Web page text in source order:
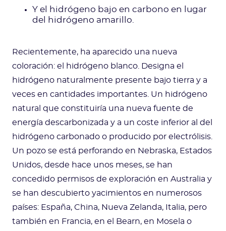
Y el hidrógeno bajo en carbono en lugar
del hidrógeno amarillo.
Recientemente, ha aparecido una nueva
coloración: el hidrógeno blanco. Designa el
hidrógeno naturalmente presente bajo tierra y a
veces en cantidades importantes. Un hidrógeno
natural que constituiría una nueva fuente de
energía descarbonizada y a un coste inferior al del
hidrógeno carbonado o producido por electrólisis.
Un pozo se está perforando en Nebraska, Estados
Unidos, desde hace unos meses, se han
concedido permisos de exploración en Australia y
se han descubierto yacimientos en numerosos
países: España, China, Nueva Zelanda, Italia, pero
también en Francia, en el Bearn, en Mosela o